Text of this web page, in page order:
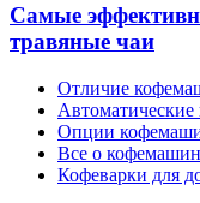
Самые
травяные чаи
Отличие
Опции
Все о
Кофеварки для